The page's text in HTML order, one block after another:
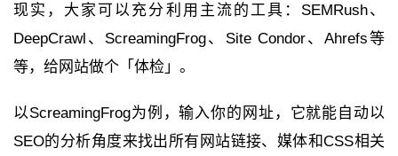
现实，大家可以充分利用主流的工具：SEMRush、
DeepCrawl、ScreamingFrog、Site Condor、Ahrefs等
等，给网站做个「体检」。
以ScreamingFrog为例，输入你的网址，它就能自动以
SEO的分析角度来找出所有网站链接、媒体和CSS相关